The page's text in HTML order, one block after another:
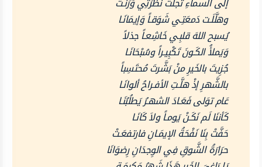
وهلَّلَـت دَمعَتِـي شَوَقـاً وَإيمَانَـا
يُسبح اللهَ قلبِـي خَاشِعـاً جذلاً
وَيَملأُ الكَـونَ تَكْبِيـراً وسُبْحَانَـا
جُزِيتَ بالخَيرِ منْ بَشَّرتَ مُحتَسِباً
بالشَّهرِ إذْ هلَّـتِ الأفـراحُ ألوانَـا
عَام توَلى فَعَـادَ الشهـرُ يَطلُبُنَـا
كَأننَا لَم نَكَـنْ يَومـاً ولاَ كَانَـا
حَفَّتْ بِنَا نَفْحَةُ الإيمَـانِ فارتفعَـتْ
حرَارَةُ الشَّوقِ فِي الوِجدَانِ رِضوَانَا